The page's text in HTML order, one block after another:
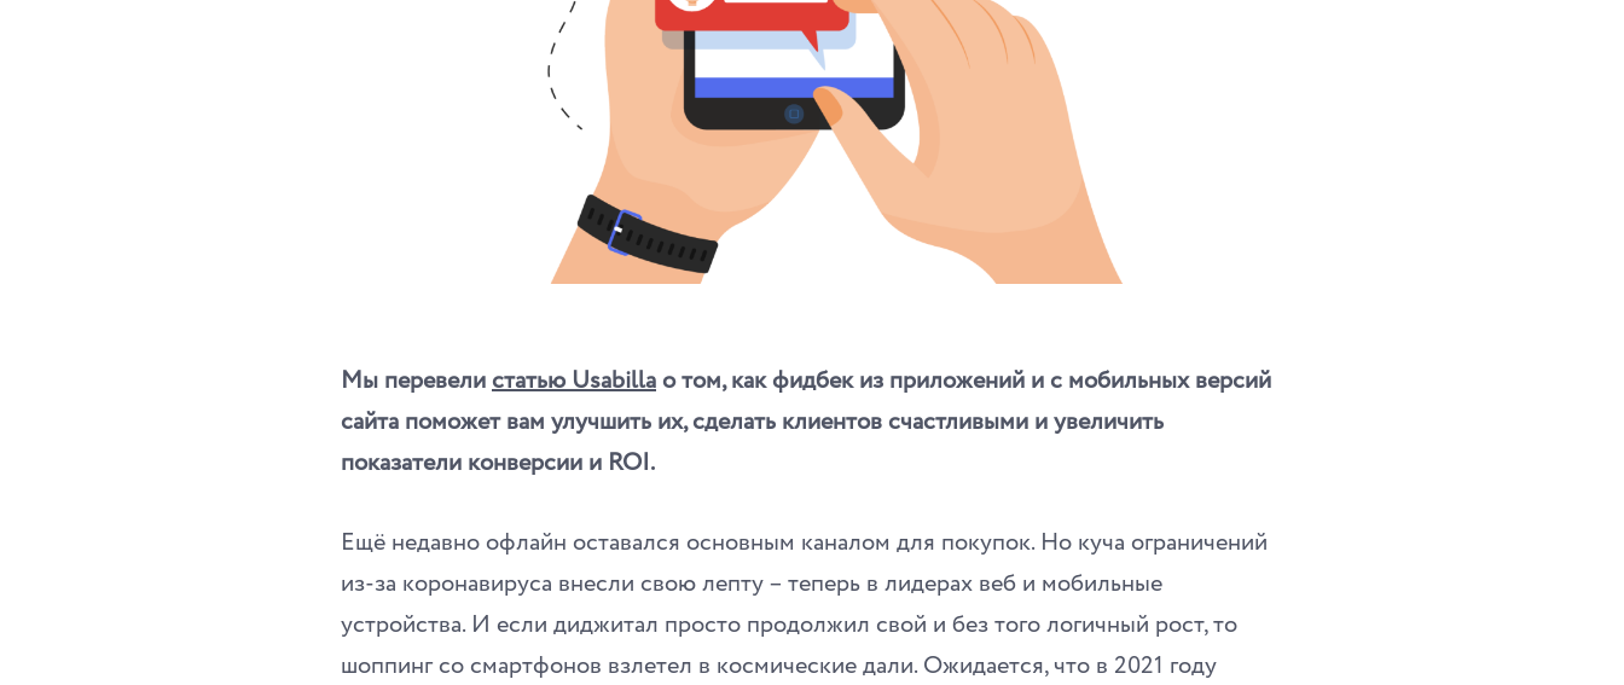
Мы перевелистатью Usabilla о том, как фидбек из приложений и с мобильных версий
сайта поможет вам улучшить их, сделать клиентов счастливыми и увеличить
показатели конверсии и ROI.
Ещё недавно офлайн оставался основным каналом для покупок. Но куча ограничений
из-за коронавируса внесли свою лепту – теперь в лидерах веб и мобильные
устройства. И если диджитал просто продолжил свой и без того логичный рост, то
шоппинг со смартфонов взлетел в космические дали. Ожидается, что в 2021 году